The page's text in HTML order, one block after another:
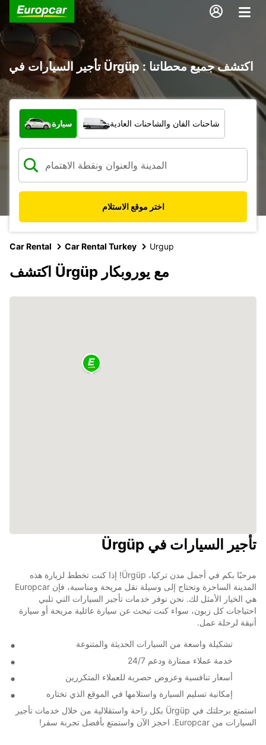
تأجير السيارات في Ürgüp : اكتشف جميع محطاتنا
ما نوع المركبة؟
سيارة شاحنات الفان والشاحنات العادية
اختر موقع الاستلام
Car Rental Car Rental Turkey Urgup
اكتشف Ürgüp مع يوروبكار
تأجير السيارات في Ürgüp
مرحبًا بكم في أجمل مدن تركيا، Ürgüp! إذا كنت تخطط لزيارة هذه
المدينة الساحرة وتحتاج إلى وسيلة نقل مريحة ومناسبة، فإن Europcar
هي الخيار الأمثل لك. نحن نوفر خدمات تأجير السيارات التي تلبي
احتياجات كل زبون، سواء كنت تبحث عن سيارة عائلية مريحة أو سيارة
أنيقة لرحلة عمل.
تشكيلة واسعة من السيارات الحديثة والمتنوعة
خدمة عملاء ممتازة ودعم 24/7
أسعار تنافسية وعروض حصرية للعملاء المتكررين
إمكانية تسليم السيارة واستلامها في الموقع الذي تختاره
استمتع برحلتك في Ürgüp بكل راحة واستقلالية من خلال خدمات تأجير
السيارات من Europcar. احجز الآن واستمتع بأفضل تجربة سفر!